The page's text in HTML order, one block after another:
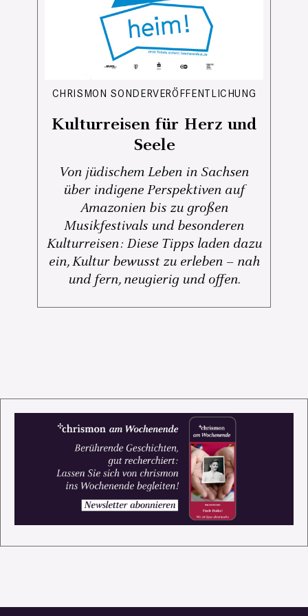
CHRISMON SONDERVERÖFFENTLICHUNG
Kulturreisen für Herz und
Seele
Von jüdischem Leben in Sachsen
über indigene Perspektiven auf
Amazonien bis zu großen
Musikfestivals und besonderen
Kulturreisen: Diese Tipps laden dazu
ein, Kultur bewusst zu erleben – nah
und fern, neugierig und offen.